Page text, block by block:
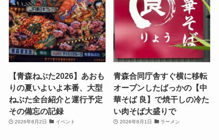
【青森ねぶた2026】あおも
りの夏いよいよ本番、大型
ねぶた全台紹介と運行予定
その備忘の記録
2026年8月2日 イベント
青森合同庁舎すぐ横に移転
オープンしたばっかの【中
華そば 良】で焼干しの冷た
い肉そば大盛りで
2026年8月1日 ラーメン